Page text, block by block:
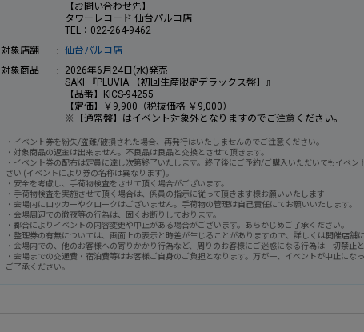
【お問い合わせ先】
タワーレコード 仙台パルコ店
TEL：022-264-9462
対象店舗
仙台パルコ店
対象商品
2026年6月24日(水)発売
SAKI 『PLUVIA 【初回生産限定デラックス盤】』
【品番】KICS-94255
【定価】￥9,900（税抜価格 ￥9,000）
※【通常盤】はイベント対象外となりますのでご注意ください。
・イベント券を紛失/盗難/破損された場合、再発行はいたしませんのでご注意ください。
・対象商品の返金は出来ません。不良品は良品と交換とさせて頂きます。
・イベント券の配布は定員に達し次第終了いたします。終了後にご予約/ご購入いただいてもイベン
さい (イベントにより券の名称は異なります)。
・安全を考慮し、手荷物検査をさせて頂く場合がございます。
・手荷物検査を実施させて頂く場合は、係員の指示に従って頂きます様お願いいたします
・会場内にロッカーやクロークはございません。手荷物の管理は自己責任にてお願いいたします。
・会場周辺での徹夜等の行為は、固くお断りしております。
・都合によりイベントの内容変更や中止がある場合がございます。あらかじめご了承ください。
・整理券の有無については、画面上の表示と時差が生じることがありますので、詳しくは開催店舗
・会場内での、他のお客様への寄りかかり行為など、周りのお客様にご迷惑になる行為は一切禁止
・会場までの交通費・宿泊費等はお客様ご自身のご負担となります。万が一、イベントが中止にな
ご了承ください。